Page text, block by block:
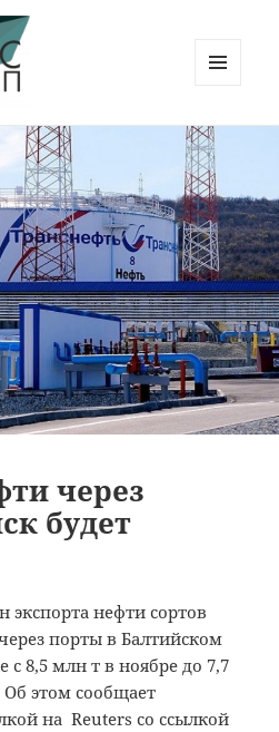
ВИДЖЕТЫ
через
будет
экспорта нефти сортов
порты в Балтийском
с 8,5 млн т в ноябре до 7,7
этом сообщает
на Reuters со ссылкой